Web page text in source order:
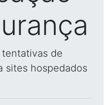
de
sites hospedados